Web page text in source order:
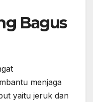
Bagus
menjaga
yaitu jeruk dan